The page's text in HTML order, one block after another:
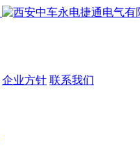
企业方针 联系我们